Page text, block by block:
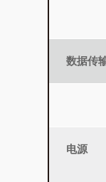
数据传
电源